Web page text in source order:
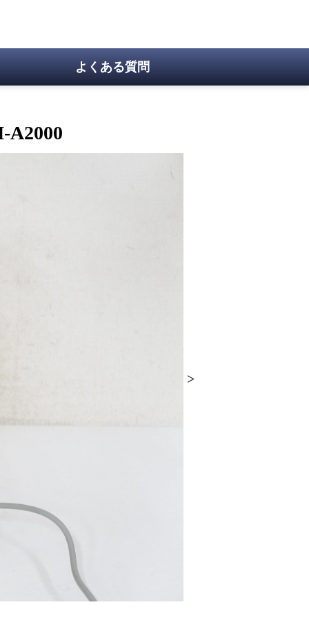
よくある質問
A2000